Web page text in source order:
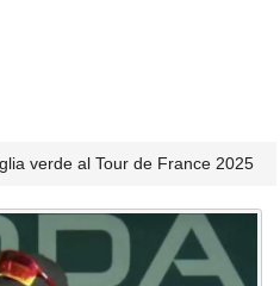
verde al Tour de France 2025